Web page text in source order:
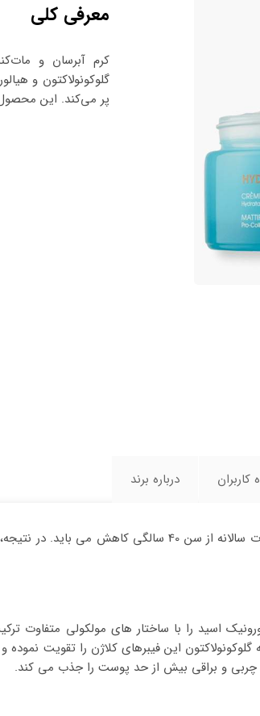
معرفی کلی
کرم آبرسان و
گلوکونولاکتون و
پر می‌کند. این
کاربران درباره برند
تولید هیالورونیک اسید در پوست 10% در هر دهه و
این فیبرهای کلاژن را تقویت